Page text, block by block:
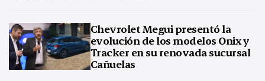
Chevrolet Megui presentó la
evolución de los modelos Onix y
Tracker en su renovada sucursal
Cañuelas